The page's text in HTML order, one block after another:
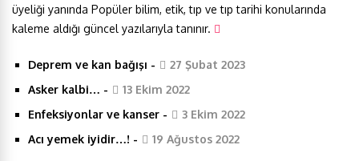
k n p
üyeliği yanında Popüler bilim, etik, tıp ve tıp tarihi konularında
kaleme aldığı güncel yazılarıyla tanınır.
Deprem ve kan bağışı -
27 Şubat 2023
Asker kalbi… -
13 Ekim 2022
Enfeksiyonlar ve kanser -
3 Ekim 2022
Acı yemek iyidir…! - 19 Ağustos 2022